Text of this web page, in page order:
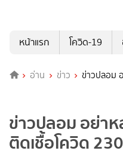
หน้าแรก
โควิด-19
อ่าน ข่าว
ข่าวปลอม
ข่าวปลอม อย่า
ติดเชื้อโควิด